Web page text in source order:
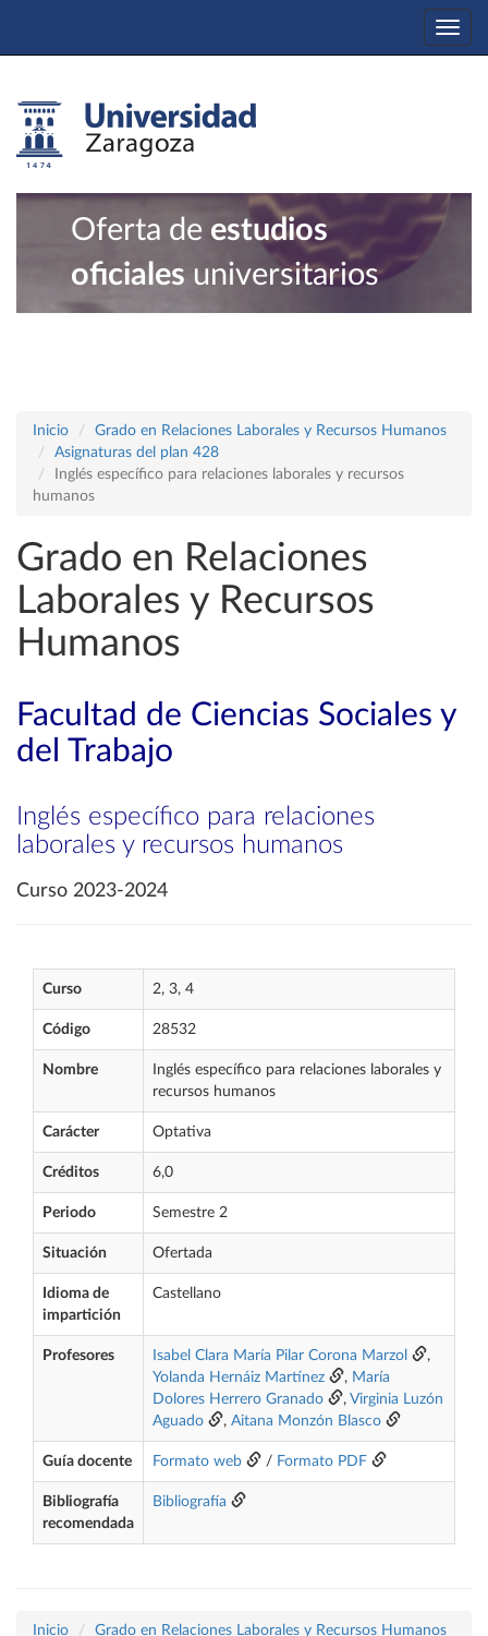
Oferta de estudios
oficiales universitarios
Inicio
Grado en Relaciones Laborales y Recursos Humanos
Asignaturas del plan 428
Inglés específico para relaciones laborales y recursos
humanos
Grado en Relaciones
Laborales y Recursos
Humanos
Facultad de Ciencias Sociales y
del Trabajo
Inglés específico para relaciones
laborales y recursos humanos
Curso 2023-2024
Curso 2, 3, 4
Código 28532
Nombre
Inglés específico para relaciones laborales y
recursos humanos
Carácter Optativa
Créditos 6,0
Periodo Semestre 2
Situación Ofertada
Idioma de
impartición
Castellano
Profesores Isabel Clara María Pilar Corona Marzol
,
Yolanda Hernáiz Martínez
, María
Dolores Herrero Granado
, Virginia Luzón
Aguado
, Aitana Monzón Blasco
Guía docente Formato web / Formato PDF
Bibliografía
recomendada
Bibliografía
Inicio
Grado en Relaciones Laborales y Recursos Humanos